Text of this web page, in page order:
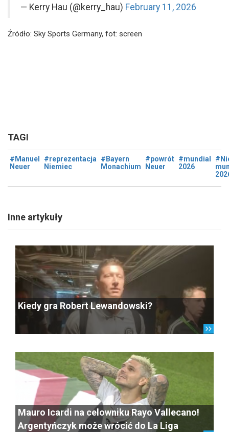
— Kerry Hau (@kerry_hau) February 11, 2026
Źródło: Sky Sports Germany, fot: screen
TAGI
#Manuel
Neuer
#reprezentacja
Niemiec
#Bayern
Monachium
#powrót
Neuer
#mundial
2026
Inne artykuły
Kiedy gra Robert Lewandowski?
Mauro Icardi na celowniku Rayo Vallecano!
Argentyńczyk może wrócić do La Liga